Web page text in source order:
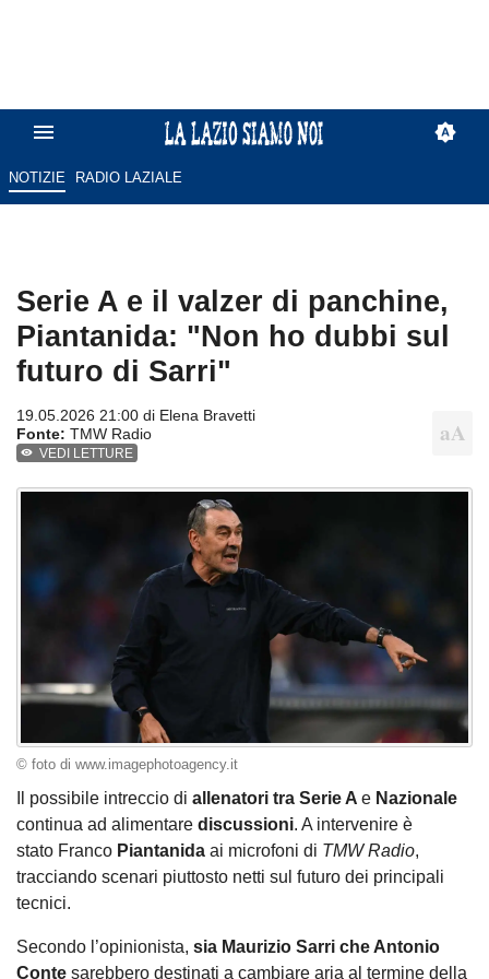
NOTIZIE RADIO LAZIALE
Serie A e il valzer di panchine,
Piantanida: "Non ho dubbi sul
futuro di Sarri"
19.05.2026 21:00 di Elena Bravetti
Fonte: TMW Radio
VEDI LETTURE
© foto di www.imagephotoagency.it
Il possibile intreccio di allenatori tra Serie A e Nazionale
continua ad alimentare discussioni. A intervenire è
stato Franco Piantanida ai microfoni di TMW Radio,
tracciando scenari piuttosto netti sul futuro dei principali
tecnici.
Secondo l’opinionista, sia Maurizio Sarri che Antonio
Conte sarebbero destinati a cambiare aria al termine della